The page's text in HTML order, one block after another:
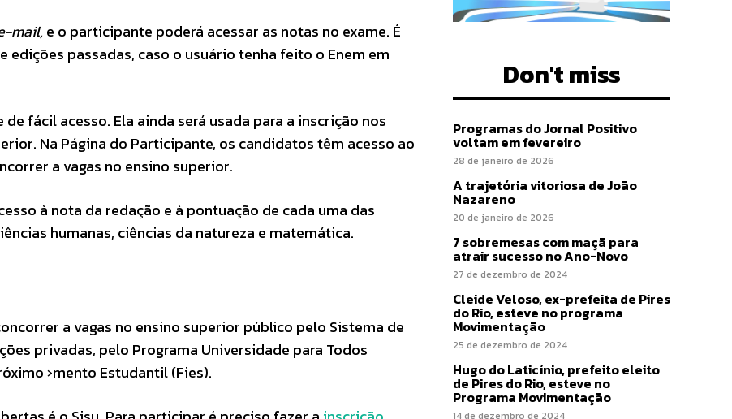
mail, e o participante poderá acessar as notas no exame. É
passadas, caso o usuário tenha feito o Enem em
fácil acesso. Ela ainda será usada para a inscrição nos
Na Página do Participante, os candidatos têm acesso ao
a vagas no ensino superior.
à nota da redação e à pontuação de cada uma das
humanas, ciências da natureza e matemática.
a vagas no ensino superior público pelo Sistema de
privadas, pelo Programa Universidade para Todos
›mento Estudantil (Fies).
Don't miss
Programas do Jornal Positivo
voltam em fevereiro
28 de janeiro de 2026
A trajetória vitoriosa de João
Nazareno
20 de janeiro de 2026
7 sobremesas com maçã para
atrair sucesso no Ano-Novo
27 de dezembro de 2024
Cleide Veloso, ex-prefeita de Pires
do Rio, esteve no programa
Movimentação
25 de dezembro de 2024
Hugo do Laticínio, prefeito eleito
de Pires do Rio, esteve no
Programa Movimentação
14 de dezembro de 2024